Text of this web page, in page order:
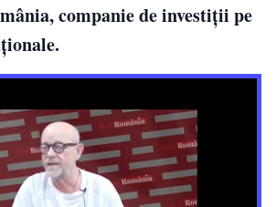
companie de investiții pe